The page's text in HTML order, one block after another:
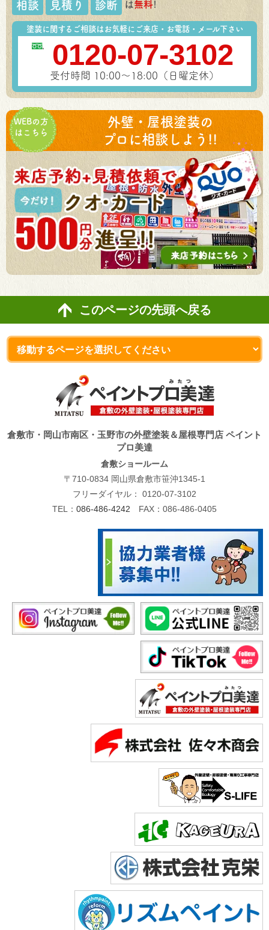
相談 見積り 診断 は無料!
塗装に関するご相談はお気軽にご来店・お電話・メール下さい
0120-07-3102
受付時間 10:00～18:00（日曜定休）
WEBの方
はこちら
外壁・屋根塗装の
プロに相談しよう!!
このページの先頭へ戻る
倉敷市・岡山市南区・玉野市の外壁塗装＆屋根専門店 ペイント
プロ美達
倉敷ショールーム
〒710-0834 岡山県倉敷市笹沖1345-1
フリーダイヤル： 0120-07-3102
TEL： 086-486-4242 FAX：086-486-0405